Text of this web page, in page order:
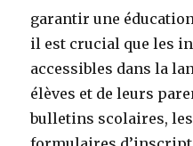
garantir une
il est crucial que les
accessibles dans la
élèves et de leurs
bulletins scolaires,